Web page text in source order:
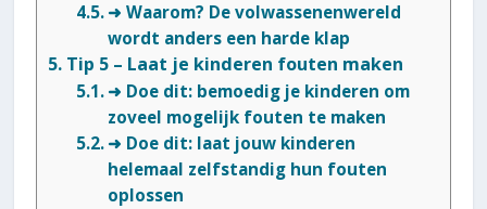
➜ Waarom? De volwassenenwereld
wordt anders een harde klap
Tip 5 – Laat je kinderen fouten maken
➜ Doe dit: bemoedig je kinderen om
zoveel mogelijk fouten te maken
➜ Doe dit: laat jouw kinderen
helemaal zelfstandig hun fouten
oplossen